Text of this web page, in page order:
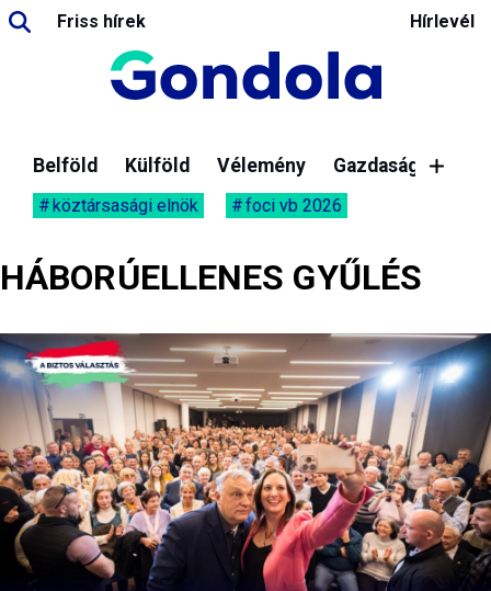
Friss hírek Hírlevél
Belföld Külföld Vélemény Gazdaság
köztársasági elnök foci vb 2026
HÁBORÚELLENES GYŰLÉS